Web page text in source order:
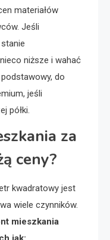
materiałów
Jeśli
niższe i wahać
do
jeśli
półki.
za
ceny?
kwadratowy jest
wiele czynników.
mieszkania